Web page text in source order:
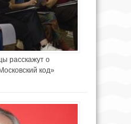
расскажут о
код»